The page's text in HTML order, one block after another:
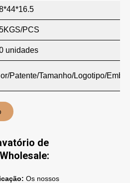
PCS
unidades
Patente/Tamanho/Logotipo/
de
Os nossos